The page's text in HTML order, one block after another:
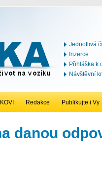
Jednotlivá
Inzerce
Přihláška k
Návštěvní
Redakce Publikujte i Vy
danou